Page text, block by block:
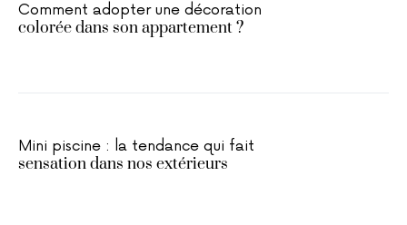
Comment adopter une décoration
colorée dans son appartement ?
Mini piscine : la tendance qui fait
sensation dans nos extérieurs